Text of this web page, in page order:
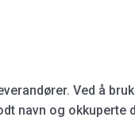
Ved å
navn og